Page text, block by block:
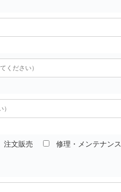
注文販売 修理・メンテナンス